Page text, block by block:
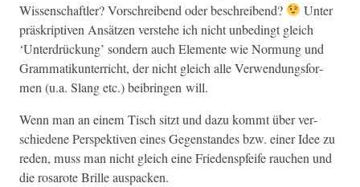
Wis­senschaftler? Vorschreibend oder beschreibend?
Unter
präskrip­tiv­en Ansätzen ver­ste­he ich nicht unbe­d­ingt gle­ich
‘Unter­drück­ung’ son­dern auch Ele­mente wie Nor­mung und
Gram­matikun­ter­richt, der nicht gle­ich alle Ver­wen­dungs­for­
men (u.a. Slang etc.) beib­rin­gen will.
Wenn man an einem Tisch sitzt und dazu kommt über ver­
schiedene Per­spek­tiv­en eines Gegen­standes bzw. ein­er Idee zu
reden, muss man nicht gle­ich eine Frieden­spfeife rauchen und
die rosarote Brille auspacken.